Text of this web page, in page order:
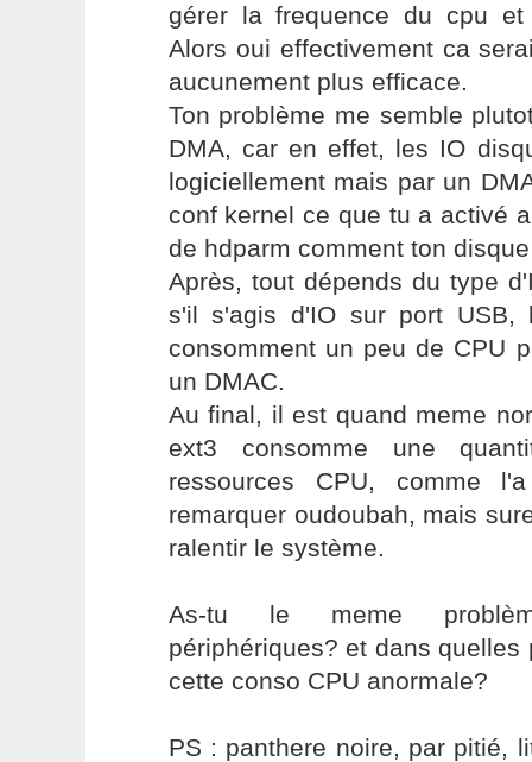
gérer la frequence du cpu
Alors oui effectivement ca
aucunement plus efficace.
Ton problème me semble
DMA, car en effet, les IO
logiciellement mais par un
conf kernel ce que tu a activé
de hdparm comment ton
Après, tout dépends du type
s'il s'agis d'IO sur port USB,
consomment un peu de CPU
un DMAC.
Au final, il est quand meme
ext3 consomme une
ressources CPU, comme
remarquer oudoubah, mais
ralentir le système.
As-tu le meme
périphériques? et dans quelles
cette conso CPU anormale?
PS : panthere noire, par pitié,